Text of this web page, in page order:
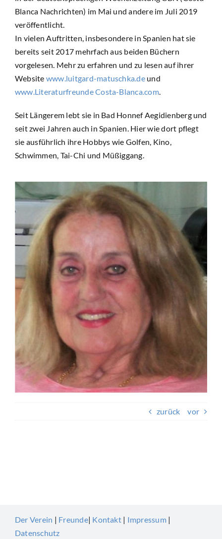
Blanca Nachrichten) im Mai und andere im Juli 2019
veröffentlicht.
In vielen Auftritten, insbesondere in Spanien hat sie
bereits seit 2017 mehrfach aus beiden Büchern
vorgelesen. Mehr zu erfahren und zu lesen auf ihrer
Website www.luitgard-matuschka.deund
www.Literaturfreunde Costa-Blanca.com.
Seit Längerem lebt sie in Bad Honnef Aegidienberg und
seit zwei Jahren auch in Spanien. Hier wie dort pflegt
sie ausführlich ihre Hobbys wie Golfen, Kino,
Schwimmen, Tai-Chi und Müßiggang.
zurück vor
Der Verein | Freunde| Kontakt| Impressum|
Datenschutz